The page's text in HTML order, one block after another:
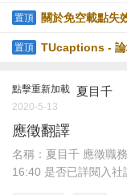
間:2014/11/11)
置頂 關於免空載點失
置頂 TUcaptions - 論
點擊重新加載 夏目千
2020-5-13
應徵翻譯
名稱：夏目千 應徵職
16:40 是否已詳閱入社